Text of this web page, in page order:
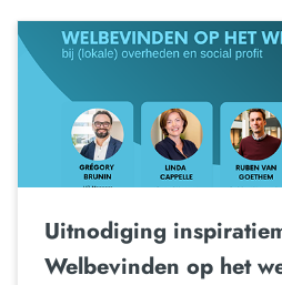
Uitnodiging
Welbevinden op het